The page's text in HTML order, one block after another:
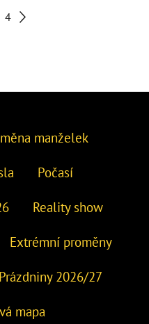
4
manželek
Počasí
Reality show
Extrémní proměny
Prázdniny 2026/27
mapa